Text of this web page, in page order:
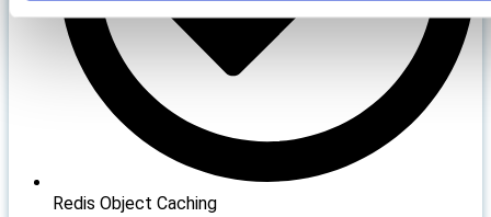
Redis Object Caching